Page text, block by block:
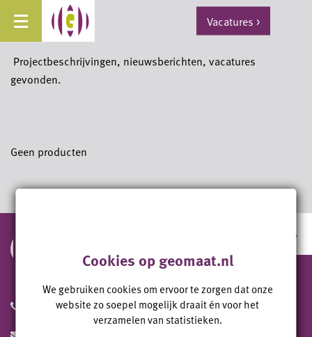
Vacatures >
Projectbeschrijvingen, nieuwsberichten, vacatures
gevonden.
Geen producten
+31 (0)50 311 95 59
+31 (0)33 200 60 11
Cookies op geomaat.nl
We gebruiken cookies om ervoor te zorgen dat onze
website zo soepel mogelijk draait én voor het
verzamelen van statistieken.